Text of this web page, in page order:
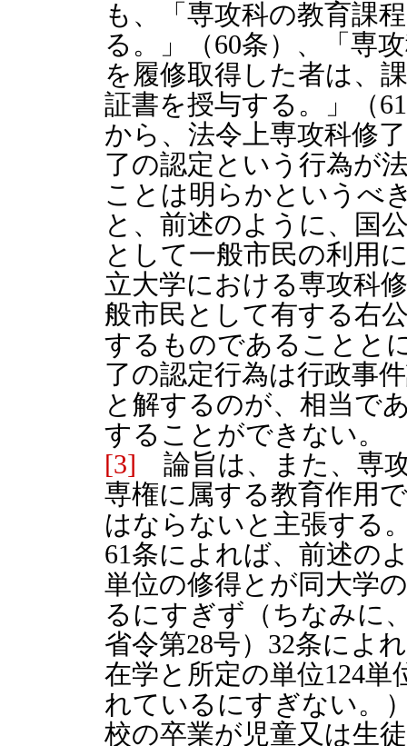
も、「専攻科の教育課
る。」（60条）、「専
を履修取得した者は、
証書を授与する。」（
から、法令上専攻科修
了の認定という行為が
ことは明らかというべ
と、前述のように、国
として一般市民の利用
立大学における専攻科
般市民として有する右
するものであることと
了の認定行為は行政事
と解するのが、相当で
することができない。
[3] 論旨は、また、専
専権に属する教育作用
はならないと主張する
61条によれば、前述の
単位の修得とが同大学
るにすぎず（ちなみに
省令第28号）32条によ
在学と所定の単位124
れているにすぎない。
校の卒業が児童又は生